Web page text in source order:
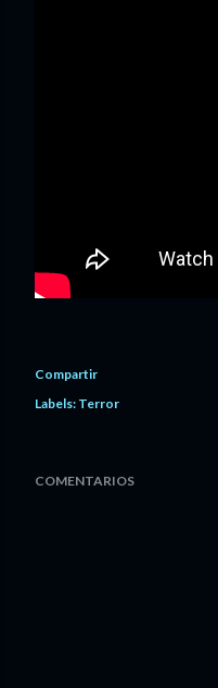
Compartir
Labels: Terror
COMENTARIOS